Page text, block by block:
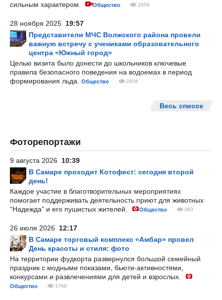
сильным характером.
Общество 2659
28 ноября 2025 19:57
Представители МЧС Волжского района провели
важную встречу с учениками образовательного
центра «Южный город»
Целью визита было донести до школьников ключевые
правила безопасного поведения на водоемах в период
формирования льда.
Общество 2836
Весь список
Фоторепортажи
9 августа 2026 10:39
В Самаре проходит Котофест: сегодня второй
день!
Каждое участие в благотворительных мероприятиях
помогает поддерживать деятельность приют для животных
“Надежда” и его пушистых жителей.
Общество 393
26 июля 2026 12:17
В Самаре торговый комплекс «Амбар» провел
День красоты и стиля: фото
На территории фудкорта развернулся большой семейный
праздник с модными показами, бьюти-активностями,
конкурсами и развлечениями для детей и взрослых.
Общество 1768